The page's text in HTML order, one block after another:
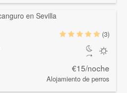
(3)
€15/noche
Alojamiento de perros